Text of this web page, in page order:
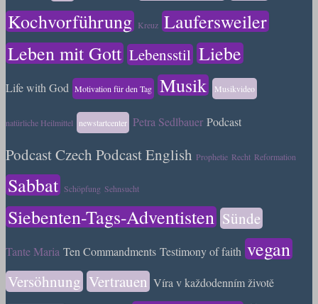
Kochvorführung Kreuz Laufersweiler
Leben mit Gott Lebensstil Liebe
Life with God Motivation für den Tag Musik Musikvideo
natürliche Heilmittel newstartcenter Petra Sedlbauer Podcast
Podcast Czech Podcast English Prophetie Recht Reformation
Sabbat Schöpfung Sehnsucht
Siebenten-Tags-Adventisten Sünde
Tante Maria Ten Commandments Testimony of faith vegan
Versöhnung Vertrauen Víra v každodenním životě